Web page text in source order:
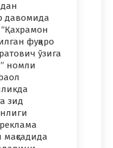
давомида
фуқаро
ўзига
номли
зид